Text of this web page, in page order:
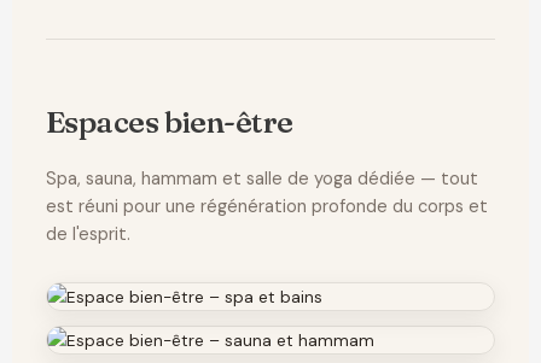
Espaces bien-être
Spa, sauna, hammam et salle de yoga dédiée — tout
est réuni pour une régénération profonde du corps et
de l'esprit.